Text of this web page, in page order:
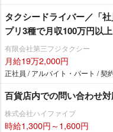
タクシードライバー／「
プリ3種で月収100万円以上
有限会社第三フジタクシー
月給19万2,000円
正社員 / アルバイト・パート / 契
百貨店内での問い合わせ
株式会社ハイファイブ
時給1,300円～1,600円